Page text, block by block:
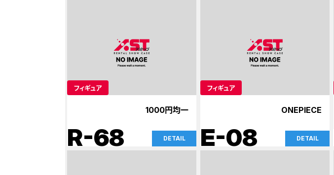
フィギュア
1000円均一
R-68 DETAIL
フィギュア
ONEPIECE
E-08 DETAIL